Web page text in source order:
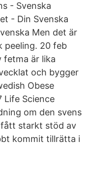
- Svenska
- Din Svenska
Men det är
peeling. 20 feb
fetma är lika
och bygger
Obese
Life Science
om den svens
starkt stöd av
kommit tillrätta i